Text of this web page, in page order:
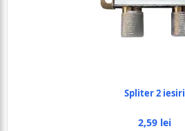
Spliter 2 iesiri
2,59 lei